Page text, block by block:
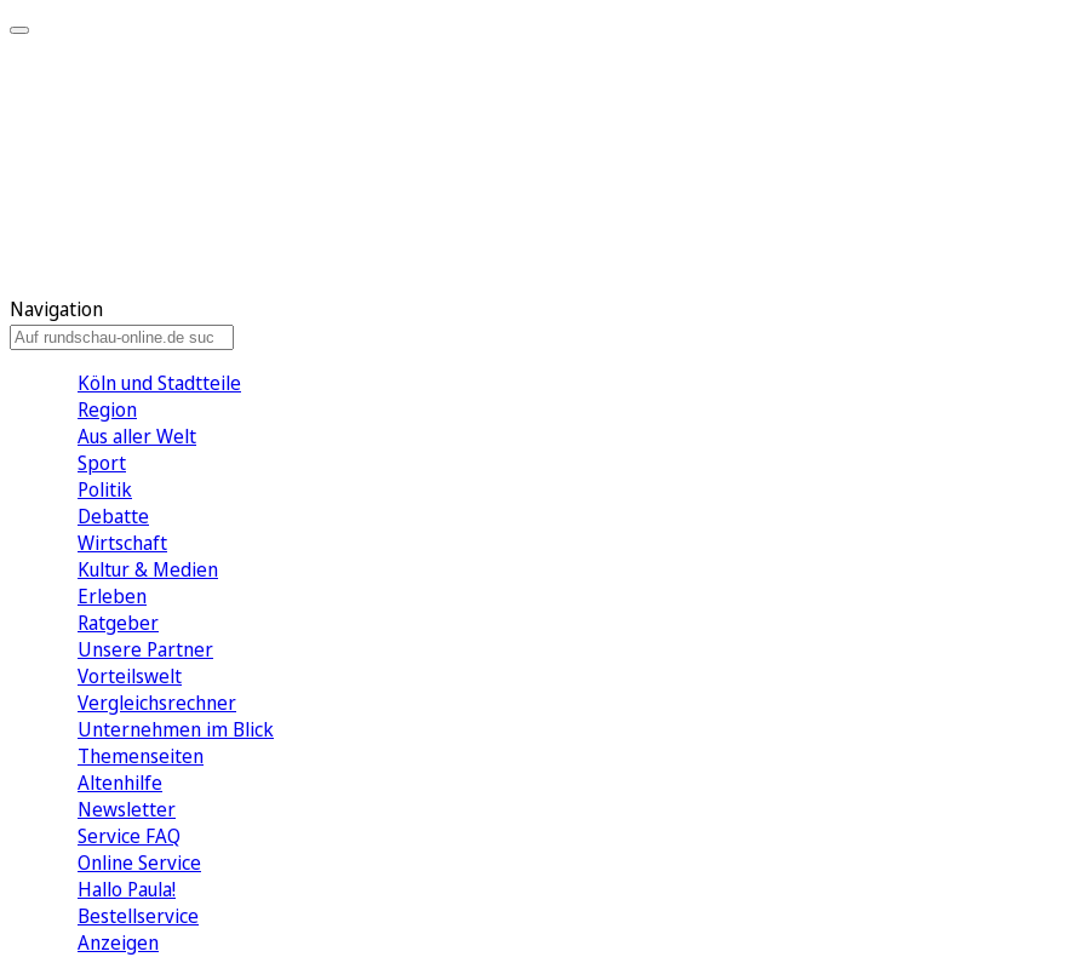
Navigation
Köln und Stadtteile
Region
Aus aller Welt
Sport
Politik
Debatte
Wirtschaft
Kultur & Medien
Erleben
Ratgeber
Unsere Partner
Vorteilswelt
Vergleichsrechner
Unternehmen im Blick
Themenseiten
Altenhilfe
Newsletter
Service FAQ
Online Service
Hallo Paula!
Bestellservice
Anzeigen